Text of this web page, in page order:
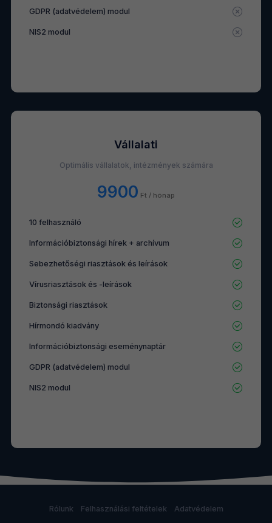
GDPR (adatvédelem) modul
NIS2 modul
Vállalati
Optimális vállalatok, intézmények számára
9900 Ft / hónap
10 felhasználó
Információbiztonsági hírek + archívum
Sebezhetőségi riasztások és leírások
Vírusriasztások és -leírások
Biztonsági riasztások
Hírmondó kiadvány
Információbiztonsági eseménynaptár
GDPR (adatvédelem) modul
NIS2 modul
Rólunk Felhasználási feltételek Adatvédelem